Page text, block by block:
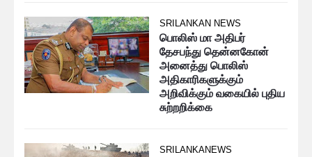
SRILANKAN NEWS
பொலிஸ் மா அதிபர்
தேசபந்து தென்னகோன்
அனைத்து பொலிஸ்
அதிகாரிகளுக்கும்
அறிவிக்கும் வகையில் புதிய
சுற்றறிக்கை
SRILANKANEWS